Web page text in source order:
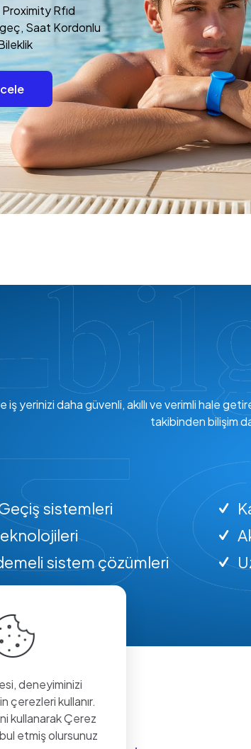
Rfıd
Saat Kordonlu
iş yerinizi daha güvenli, akıllı ve verimli hale
takibinden bilişim
Geçiş sistemleri
sistem çözümleri
deneyiminizi
çerezleri kullanır.
kullanarak Çerez
etmiş olursunuz